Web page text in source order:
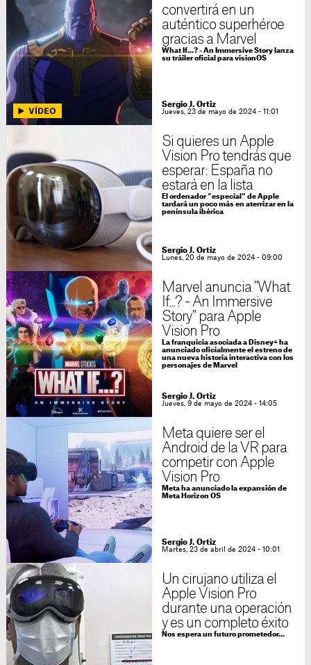
convertirá en un
auténtico superhéroe
gracias a Marvel
What If...? - An Immersive Story lanza
su tráiler oficial para visionOS
Sergio J. Ortiz
Jueves, 23 de mayo de 2024 - 11:01
Si quieres un Apple
Vision Pro tendrás que
esperar: España no
estará en la lista
El ordenador "especial" de Apple
tardará un poco más en aterrizar en la
península ibérica
Sergio J. Ortiz
Lunes, 20 de mayo de 2024 - 09:00
Marvel anuncia "What
If...? - An Immersive
Story" para Apple
Vision Pro
La franquicia asociada a Disney+ ha
anunciado oficialmente el estreno de
una nueva historia interactiva con los
personajes de Marvel
Sergio J. Ortiz
Jueves, 9 de mayo de 2024 - 14:05
Meta quiere ser el
Android de la VR para
competir con Apple
Vision Pro
Meta ha anunciado la expansión de
Meta Horizon OS
Sergio J. Ortiz
Martes, 23 de abril de 2024 - 10:01
Un cirujano utiliza el
Apple Vision Pro
durante una operación
y es un completo éxito
Nos espera un futuro prometedor...